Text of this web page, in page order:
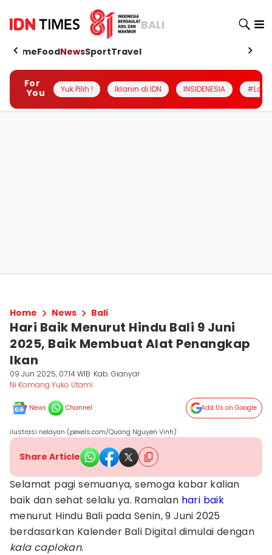
BALI
HomeFoodNewsSportTravel
For
You
Yuk Pilih ! Iklanin di IDN INSIDENESIA
Home News Bali
Hari Baik Menurut Hindu Bali 9 Juni
2025, Baik Membuat Alat Penangkap
Ikan
09 Jun 2025, 07:14 WIB Kab. Gianyar
Ni Komang Yuko Utami
News Channel Add Us on Google
ilustrasi nelayan (pexels.com/Quang Nguyen Vinh)
Share Article
Selamat pagi semuanya, semoga kabar kalian
baik dan sehat selalu ya. Ramalan hari baik
menurut Hindu Bali pada Senin, 9 Juni 2025
berdasarkan Kalender Bali Digital dimulai dengan
kala caplokan.